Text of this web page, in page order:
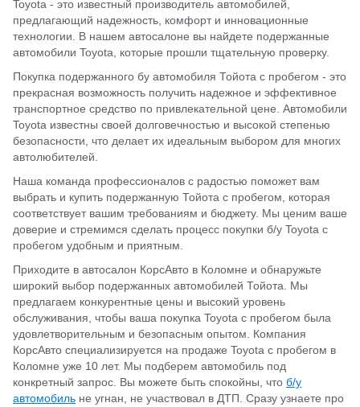
Toyota - это известный производитель автомобилей,
предлагающий надежность, комфорт и инновационные
технологии. В нашем автосалоне вы найдете подержанные
автомобили Toyota, которые прошли тщательную проверку.
Покупка подержанного бу автомобиля Тойота с пробегом - это
прекрасная возможность получить надежное и эффективное
транспортное средство по привлекательной цене. Автомобили
Toyota известны своей долговечностью и высокой степенью
безопасности, что делает их идеальным выбором для многих
автолюбителей.
Наша команда профессионалов с радостью поможет вам
выбрать и купить подержанную Тойота с пробегом, которая
соответствует вашим требованиям и бюджету. Мы ценим ваше
доверие и стремимся сделать процесс покупки б/у Toyota с
пробегом удобным и приятным.
Приходите в автосалон КорсАвто в Коломне и обнаружьте
широкий выбор подержанных автомобилей Тойота. Мы
предлагаем конкурентные цены и высокий уровень
обслуживания, чтобы ваша покупка Toyota с пробегом была
удовлетворительным и безопасным опытом. Компания
КорсАвто специализируется на продаже Toyota с пробегом в
Коломне уже 10 лет. Мы подберем автомобиль под
конкретный запрос. Вы можете быть спокойны, что б/у
автомобиль не угнан, не участвовал в ДТП. Сразу узнаете про